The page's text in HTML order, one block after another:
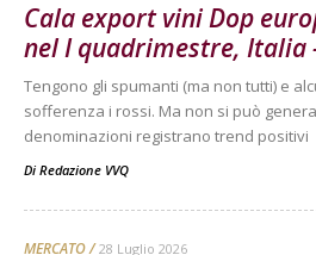
Cala export vini Dop
nel I quadrimestre, Italia
Tengono gli spumanti (ma non tutti) e
sofferenza i rossi. Ma non si può
denominazioni registrano trend positivi
Di Redazione VVQ
MERCATO 28 Luglio 2026